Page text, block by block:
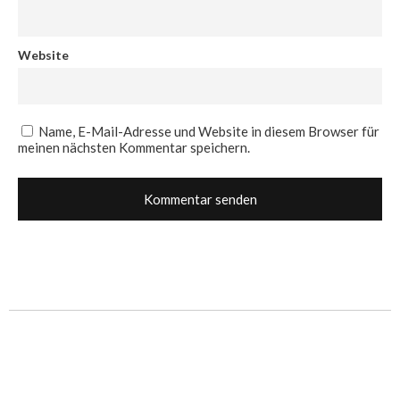
Website
Name, E-Mail-Adresse und Website in diesem Browser für
meinen nächsten Kommentar speichern.